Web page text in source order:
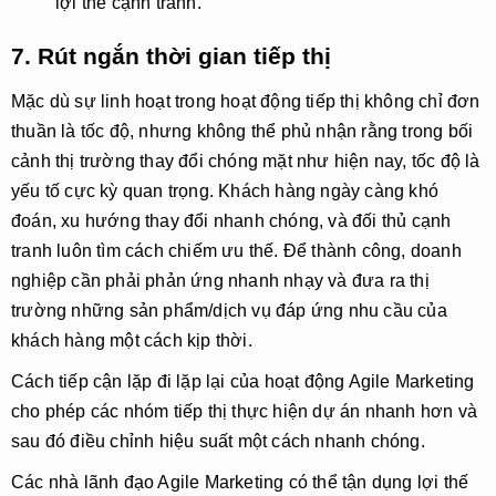
7. Rút ngắn thời gian tiếp thị
Mặc dù sự linh hoạt trong hoạt động tiếp thị không chỉ đơn
thuần là tốc độ, nhưng không thể phủ nhận rằng trong bối
cảnh thị trường thay đổi chóng mặt như hiện nay, tốc độ là
yếu tố cực kỳ quan trọng. Khách hàng ngày càng khó
đoán, xu hướng thay đổi nhanh chóng, và đối thủ cạnh
tranh luôn tìm cách chiếm ưu thế. Để thành công, doanh
nghiệp cần phải phản ứng nhanh nhạy và đưa ra thị
trường những sản phẩm/dịch vụ đáp ứng nhu cầu của
khách hàng một cách kịp thời.
Cách tiếp cận lặp đi lặp lại của hoạt động Agile Marketing
cho phép các nhóm tiếp thị thực hiện dự án nhanh hơn và
sau đó điều chỉnh hiệu suất một cách nhanh chóng.
Các nhà lãnh đạoAgile Marketing có thể tận dụng lợi thế